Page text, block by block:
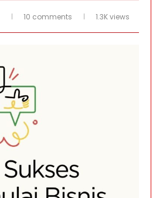
10 comments 1.3K views